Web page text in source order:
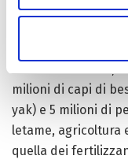
salute degli animali.
Infatti, l’altopiano
milioni di capi di
yak) e 5 milioni di
letame, agricoltura
quella dei